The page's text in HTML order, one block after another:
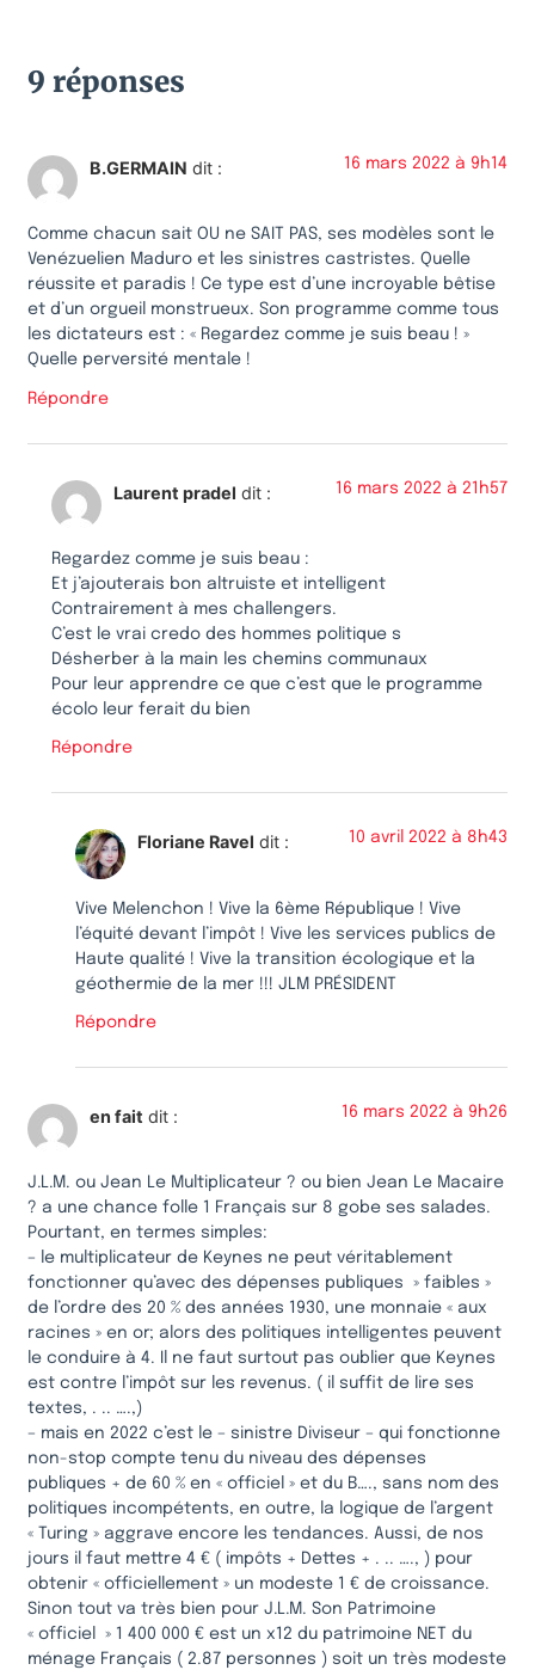
9 réponses
B.GERMAIN dit : 16 mars 2022 à 9h14
Comme chacun sait OU ne SAIT PAS, ses modèles sont le
Venézuelien Maduro et les sinistres castristes. Quelle
réussite et paradis ! Ce type est d’une incroyable bêtise
et d’un orgueil monstrueux. Son programme comme tous
les dictateurs est : « Regardez comme je suis beau ! »
Quelle perversité mentale !
Répondre
Laurent pradel dit : 16 mars 2022 à 21h57
Regardez comme je suis beau :
Et j’ajouterais bon altruiste et intelligent
Contrairement à mes challengers.
C’est le vrai credo des hommes politique s
Désherber à la main les chemins communaux
Pour leur apprendre ce que c’est que le programme
écolo leur ferait du bien
Répondre
Floriane Ravel dit : 10 avril 2022 à 8h43
Vive Melenchon ! Vive la 6ème République ! Vive
l’équité devant l’impôt ! Vive les services publics de
Haute qualité ! Vive la transition écologique et la
géothermie de la mer !!! JLM PRÉSIDENT
Répondre
en fait dit : 16 mars 2022 à 9h26
J.L.M. ou Jean Le Multiplicateur ? ou bien Jean Le Macaire
? a une chance folle 1 Français sur 8 gobe ses salades.
Pourtant, en termes simples:
– le multiplicateur de Keynes ne peut véritablement
fonctionner qu’avec des dépenses publiques » faibles »
de l’ordre des 20 % des années 1930, une monnaie « aux
racines » en or; alors des politiques intelligentes peuvent
le conduire à 4. Il ne faut surtout pas oublier que Keynes
est contre l’impôt sur les revenus. ( il suffit de lire ses
textes, . .. ….,)
– mais en 2022 c’est le – sinistre Diviseur – qui fonctionne
non-stop compte tenu du niveau des dépenses
publiques + de 60 % en « officiel » et du B…., sans nom des
politiques incompétents, en outre, la logique de l’argent
« Turing » aggrave encore les tendances. Aussi, de nos
jours il faut mettre 4 € ( impôts + Dettes + . .. …., ) pour
obtenir « officiellement » un modeste 1 € de croissance.
Sinon tout va très bien pour J.L.M. Son Patrimoine
« officiel » 1 400 000 € est un x12 du patrimoine NET du
ménage Français ( 2.87 personnes ) soit un très modeste